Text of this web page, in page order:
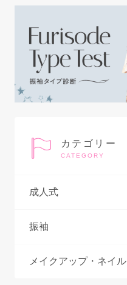
カテゴリー
CATEGORY
成人式
振袖
メイクアップ・ネイル